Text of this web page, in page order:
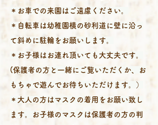
＊お車での来園はご遠慮ください。
＊自転車は幼稚園横の砂利道に壁に沿っ
て斜めに駐輪をお願いします。
＊お子様はお連れ頂いても大丈夫です。
(保護者の方と一緒にご覧いただくか、お
もちゃで遊んでお待ちいただけます。）
＊大人の方はマスクの着用をお願い致し
ます。お子様のマスクは保護者の方の判